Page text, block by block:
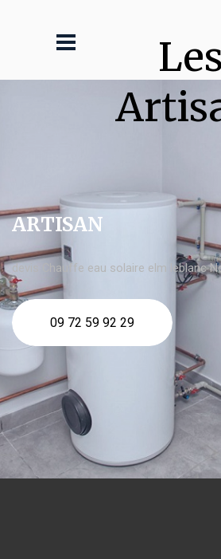
Les
ARTISAN
devis Chauffe eau solaire elm leblanc
09 72 59 92 29